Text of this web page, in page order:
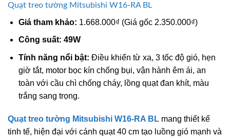
Quạt treo tường Mitsubishi W16-RA BL
Giá tham khảo: 1.668.000₫ (Giá gốc 2.350.000₫)
Công suất: 49W
Tính năng nổi bật: Điều khiển từ xa, 3 tốc độ gió, hẹn
giờ tắt, motor bọc kín chống bụi, vận hành êm ái, an
toàn với cầu chì chống cháy, lồng quạt đan khít, màu
trắng sang trọng.
Quạt treo tường Mitsubishi W16-RA BL mang thiết kế
tinh tế, hiện đại với cánh quạt 40 cm tạo luồng gió mạnh và